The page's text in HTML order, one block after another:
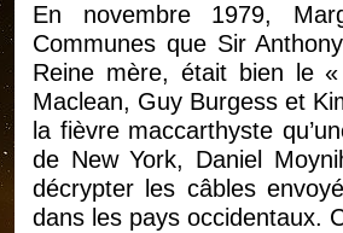
En novembre 1979,
Communes que Sir
Reine mère, était bien le
Maclean, Guy Burgess et
la fièvre maccarthyste
de New York, Daniel
décrypter les câbles
dans les pays occidentaux.